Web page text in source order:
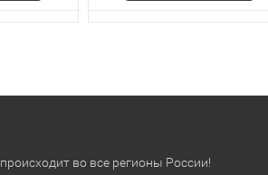
во все регионы России!